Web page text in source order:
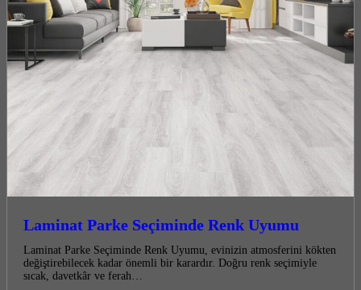
Laminat Parke Seçiminde Renk Uyumu
Laminat Parke Seçiminde Renk Uyumu, evinizin atmosferini kökten
değiştirebilecek kadar önemli bir karardır. Doğru renk seçimiyle
sıcak, davetkâr ve ferah…